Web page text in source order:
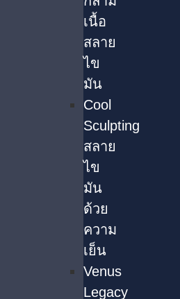
เนื้อ
สลาย
ไข
มัน
Cool
Sculpting
สลาย
ไข
มัน
ด้วย
ความ
เย็น
Venus
Legacy